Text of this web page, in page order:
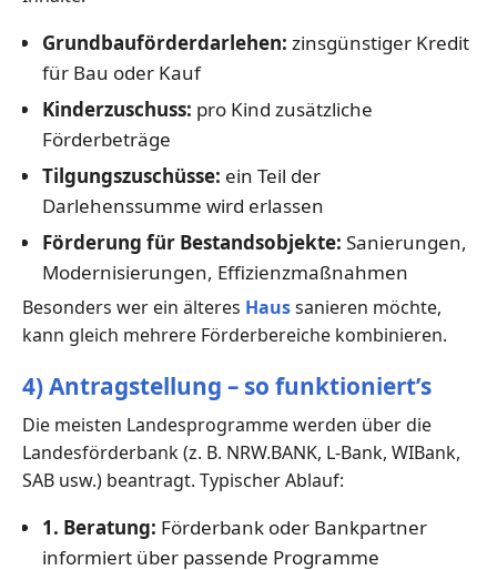
Grundbauförderdarlehen: zinsgünstiger Kredit
für Bau oder Kauf
Kinderzuschuss: pro Kind zusätzliche
Förderbeträge
Tilgungszuschüsse: ein Teil der
Darlehenssumme wird erlassen
Förderung für Bestandsobjekte: Sanierungen,
Modernisierungen, Effizienzmaßnahmen
Besonders wer ein älteres Haussanieren möchte,
kann gleich mehrere Förderbereiche kombinieren.
4) Antragstellung – so funktioniert’s
Die meisten Landesprogramme werden über die
Landesförderbank (z. B. NRW.BANK, L-Bank, WIBank,
SAB usw.) beantragt. Typischer Ablauf:
1. Beratung: Förderbank oder Bankpartner
informiert über passende Programme